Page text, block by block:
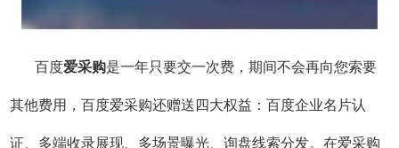
百度爱采购是一年只要交一次费，期间不会再向您索要
其他费用，百度爱采购还赠送四大权益：百度企业名片认
证、多端收录展现、多场景曝光、询盘线索分发。在爱采购